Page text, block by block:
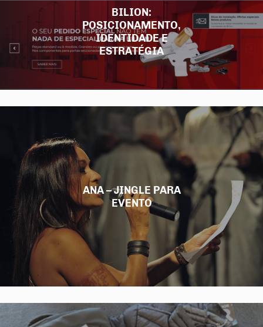
BILION:
POSICIONAMENTO,
IDENTIDADE E
ESTRATÉGIA
ANA – JINGLE PARA
EVENTO